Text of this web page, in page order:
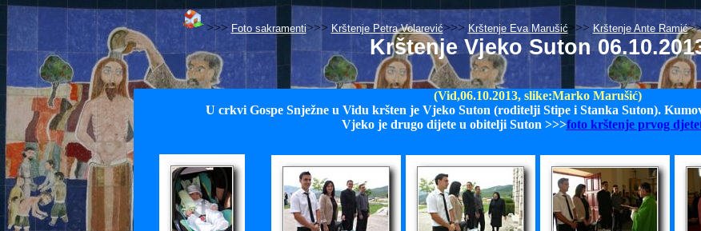
>>> Foto sakramenti>>> Krštenje Petra Volarević>>> Krštenje Eva Marušić>>> Krštenje Ante Ramić
Krštenje Vjeko Suton
(Vid,06.10.2013, slike:Marko Marušić)
U crkvi Gospe Snježne u Vidu kršten je Vjeko Suton (roditelji Stipe i Stanka Suton).
Vjeko je drugo dijete u obitelji Suton >>>foto krštenje prvog